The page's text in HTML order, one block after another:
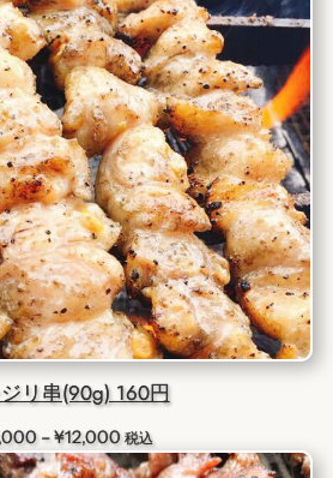
リ串(90g) 160円
–¥12,000価
格
税込